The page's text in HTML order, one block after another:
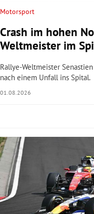
Untermenü
Untermenü
Untermenü
Untermenü
Motorsport
Crash im hohen
Weltmeister im
Rallye-Weltmeister
nach einem Unfall ins Spital.
01.08.2026